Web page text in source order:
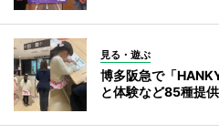
見る・遊ぶ
博多阪急で「
と体験など85種提供